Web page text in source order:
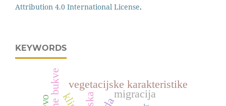
Attribution 4.0 International License.
KEYWORDS
migracija
vegetacijske karakteristike